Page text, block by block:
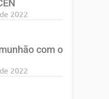
2022
com o
2022